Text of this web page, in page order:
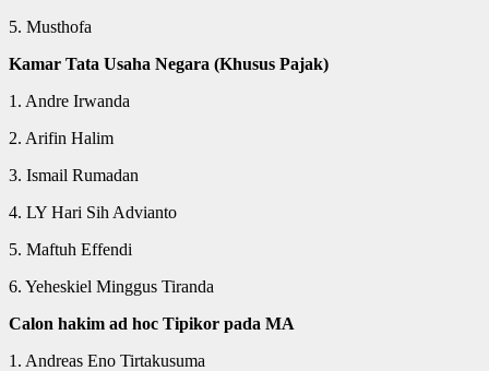
5. Musthofa
Kamar Tata Usaha Negara (Khusus Pajak)
1. Andre Irwanda
2. Arifin Halim
3. Ismail Rumadan
4. LY Hari Sih Advianto
5. Maftuh Effendi
6. Yeheskiel Minggus Tiranda
Calon hakim ad hoc Tipikor pada MA
1. Andreas Eno Tirtakusuma